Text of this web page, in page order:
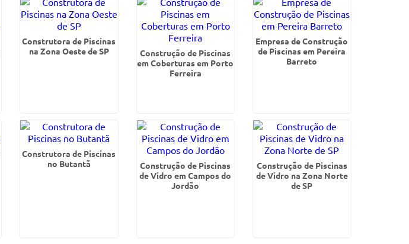
Construtora de Piscinas
na Zona Oeste de SP
Construção de Piscinas
em Coberturas em Porto
Ferreira
Empresa de Construção
de Piscinas em Pereira
Barreto
Construtora de Piscinas
no Butantã
Construção de Piscinas
de Vidro em Campos do
Jordão
Construção de Piscinas
de Vidro na Zona Norte
de SP